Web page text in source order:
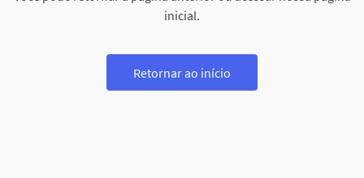
inicial.
Retornar ao início